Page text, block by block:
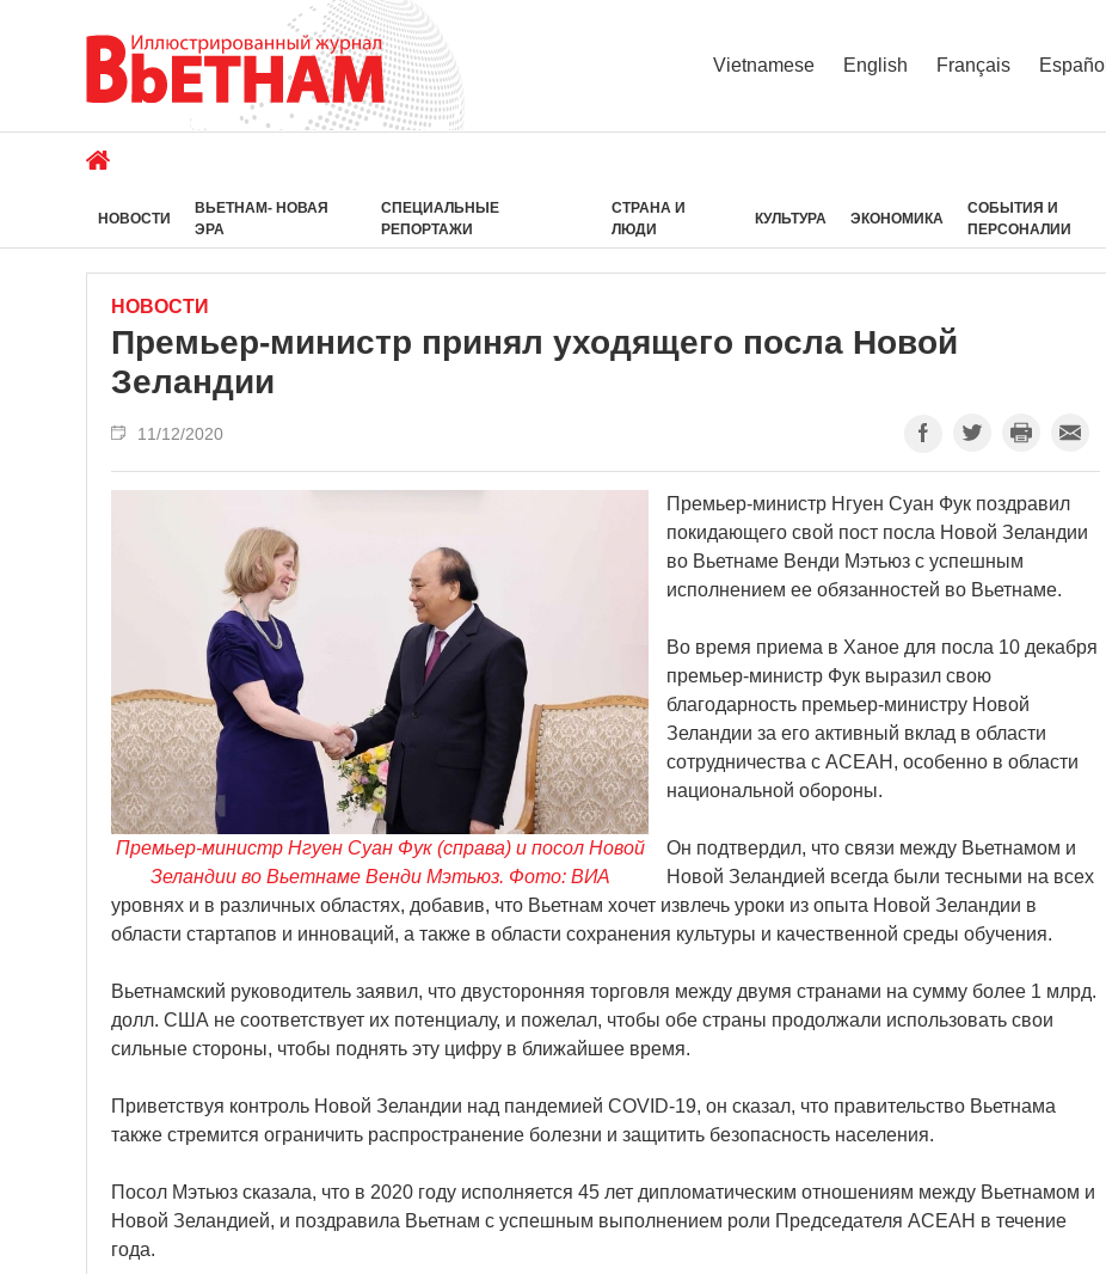
Vietnamese English Français Español
НОВОСТИ
ВЬЕТНАМ- НОВАЯ
ЭРА
СПЕЦИАЛЬНЫЕ
РЕПОРТАЖИ
СТРАНА И
ЛЮДИ
КУЛЬТУРА ЭКОНОМИКА
СОБЫТИЯ И
ПЕРСОНАЛИИ
НОВОСТИ
Премьер-министр принял уходящего посла Новой
Зеландии
11/12/2020
Премьер-министр Нгуен Суан Фук (справа) и посол Новой
Зеландии во Вьетнаме Венди Мэтьюз. Фото: ВИА
Премьер-министр Нгуен Суан Фук поздравил
покидающего свой пост посла Новой Зеландии
во Вьетнаме Венди Мэтьюз с успешным
исполнением ее обязанностей во Вьетнаме.
Во время приема в Ханое для посла 10 декабря
премьер-министр Фук выразил свою
благодарность премьер-министру Новой
Зеландии за его активный вклад в области
сотрудничества с АСЕАН, особенно в области
национальной обороны.
Он подтвердил, что связи между Вьетнамом и
Новой Зеландией всегда были тесными на всех
уровнях и в различных областях, добавив, что Вьетнам хочет извлечь уроки из опыта Новой Зеландии в
области стартапов и инноваций, а также в области сохранения культуры и качественной среды обучения.
Вьетнамский руководитель заявил, что двусторонняя торговля между двумя странами на сумму более 1 млрд.
долл. США не соответствует их потенциалу, и пожелал, чтобы обе страны продолжали использовать свои
сильные стороны, чтобы поднять эту цифру в ближайшее время.
Приветствуя контроль Новой Зеландии над пандемией COVID-19, он сказал, что правительство Вьетнама
также стремится ограничить распространение болезни и защитить безопасность населения.
Посол Мэтьюз сказала, что в 2020 году исполняется 45 лет дипломатическим отношениям между Вьетнамом и
Новой Зеландией, и поздравила Вьетнам с успешным выполнением роли Председателя АСЕАН в течение
года.